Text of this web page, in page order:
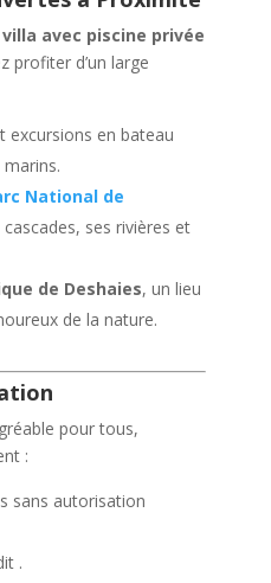
villa avec piscine privée
profiter d’un large
excursions en bateau
National de
cascades, ses rivières et
de Deshaies, un lieu
de la nature.
pour tous,
:
sans autorisation
.